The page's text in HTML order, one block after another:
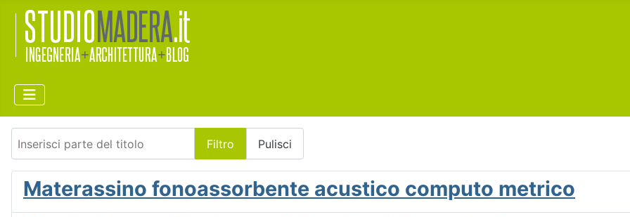
Filtro Pulisci
Materassino fonoassorbente acustico computo metrico